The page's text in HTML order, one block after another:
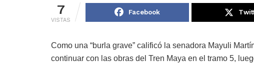
7
VISTAS
Facebook
Como una “burla grave” calificó la senadora Mayuli
continuar con las obras del Tren Maya en el tramo 5,